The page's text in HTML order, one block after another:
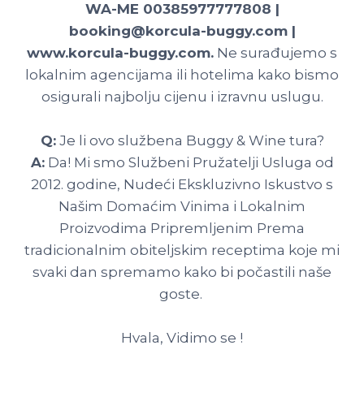
WA-ME 00385977777808 |
booking@korcula-buggy.com |
www.korcula-buggy.com. Ne surađujemo s
lokalnim agencijama ili hotelima kako bismo
osigurali najbolju cijenu i izravnu uslugu.
Q:Je li ovo službena Buggy & Wine tura?
A:Da! Mi smo Službeni Pružatelji Usluga od
2012. godine, Nudeći Ekskluzivno Iskustvo s
Našim Domaćim Vinima i Lokalnim
Proizvodima Pripremljenim Prema
tradicionalnim obiteljskim receptima koje mi
svaki dan spremamo kako bi počastili naše
goste.
Hvala, Vidimo se !